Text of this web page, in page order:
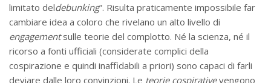
limitato deldebunking”. Risulta praticamente impossibile far
cambiare idea a coloro che rivelano un alto livello di
engagementsulle teorie del complotto. Né la scienza, né il
ricorso a fonti ufficiali (considerate complici della
cospirazione e quindi inaffidabili a priori) sono capaci di farli
deviare dalle loro convinzioni. Le teorie cospirativevengono